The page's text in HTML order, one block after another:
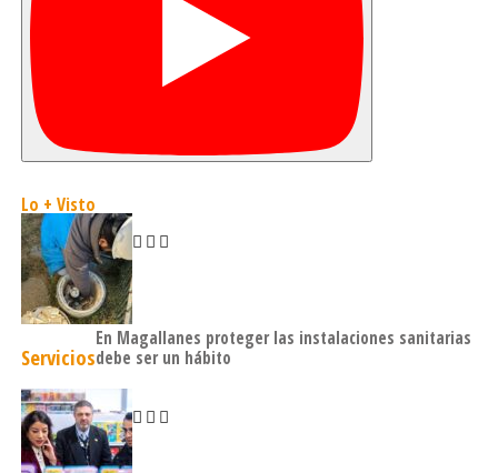
Lo + Visto
Servicios
En Magallanes proteger las instalaciones sanitarias
debe ser un hábito